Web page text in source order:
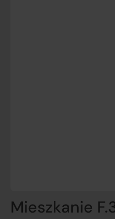
Mieszkanie